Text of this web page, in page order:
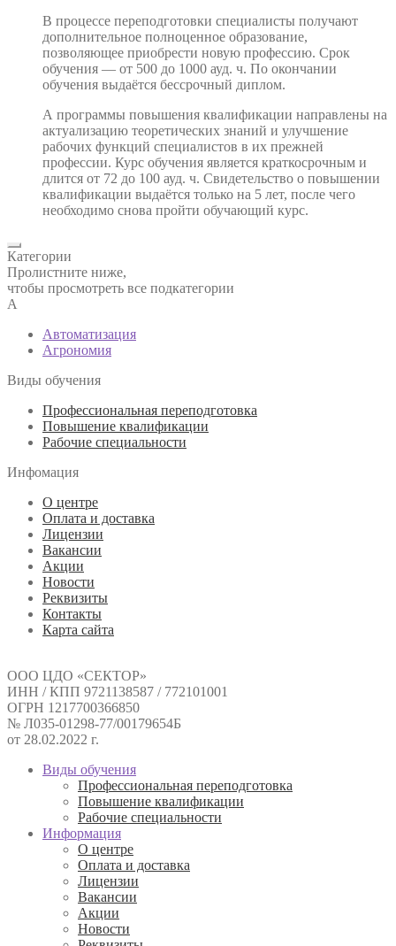
В процессе переподготовки специалисты получают
дополнительное полноценное образование,
позволяющее приобрести новую профессию. Срок
обучения — от 500 до 1000 ауд. ч. По окончании
обучения выдаётся бессрочный диплом.
А программы повышения квалификации направлены на
актуализацию теоретических знаний и улучшение
рабочих функций специалистов в их прежней
профессии. Курс обучения является краткосрочным и
длится от 72 до 100 ауд. ч. Свидетельство о повышении
квалификации выдаётся только на 5 лет, после чего
необходимо снова пройти обучающий курс.
Категории
Пролистните ниже,
чтобы просмотреть все подкатегории
А
Автоматизация
Агрономия
Виды обучения
Профессиональная переподготовка
Повышение квалификации
Рабочие специальности
Инфомация
О центре
Оплата и доставка
Лицензии
Вакансии
Акции
Новости
Реквизиты
Контакты
Карта сайта
ООО ЦДО «СЕКТОР»
ИНН / КПП 9721138587 / 772101001
ОГРН 1217700366850
№ Л035-01298-77/00179654Б
от 28.02.2022 г.
Виды обучения
Профессиональная переподготовка
Повышение квалификации
Рабочие специальности
Информация
О центре
Оплата и доставка
Лицензии
Вакансии
Акции
Новости